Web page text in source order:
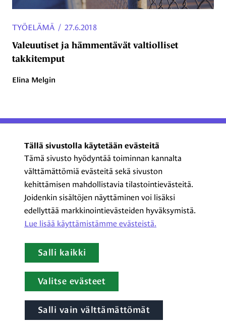
Tällä sivustolla käytetään evästeitä
Tämä sivusto hyödyntää toiminnan kannalta
välttämättömiä evästeitä sekä sivuston
kehittämisen mahdollistavia tilastointievästeitä.
Joidenkin sisältöjen näyttäminen voi lisäksi
edellyttää markkinointievästeiden hyväksymistä.
Lue lisää käyttämistämme evästeistä.​​​​​​
Salli kaikki
Salli vain välttämättömät
Valitse evästeet
Valeuutiset ja hämmentävät valtiolliset
takkitemput
TYÖELÄMÄ / 27.6.2018
Elina Melgin
ProCom – Viestinnän
ammattilaiset ry
Kasarmikatu 23 A 5, 2. krs
00130 Helsinki
+358 44 720 3022
procom@procom.fi
procom.fi
LinkedInFacebookInstagram
Tietoa evästeistä|Tietosuojaseloste